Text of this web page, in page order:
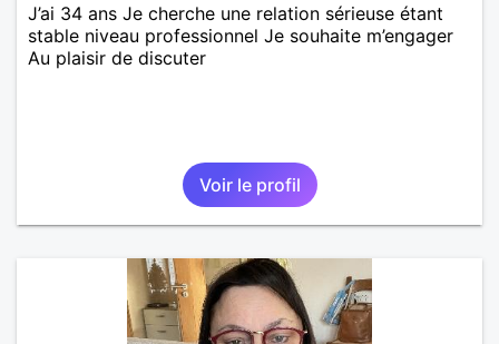
J’ai 34 ans Je cherche une relation sérieuse étant
stable niveau professionnel Je souhaite m’engager
Au plaisir de discuter
Voir le profil